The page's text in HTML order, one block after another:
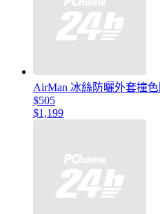
AirMan 冰絲防曬外套撞
$505
$1,199